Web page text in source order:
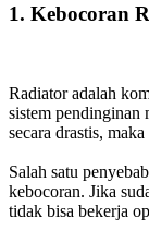
1. Kebocoran
Radiator adalah
sistem
secara drastis,
Salah satu
kebocoran. Jika
tidak bisa bekerja